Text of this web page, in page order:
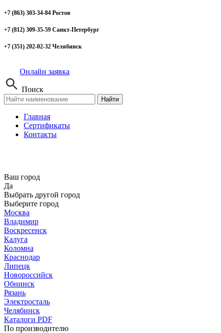
+7 (863) 303-34-84 Ростов
+7 (812) 309-35-59 Санкт-Петербург
+7 (351) 202-02-32 Челябинск
Онлайн заявка
Поиск
Найти
Главная
Сертификаты
Контакты
Ваш город
Да
Выбрать другой город
Выберите город
Москва
Владимир
Воскресенск
Калуга
Коломна
Краснодар
Липецк
Новороссийск
Обнинск
Рязань
Электросталь
Челябинск
Каталоги PDF
По производителю